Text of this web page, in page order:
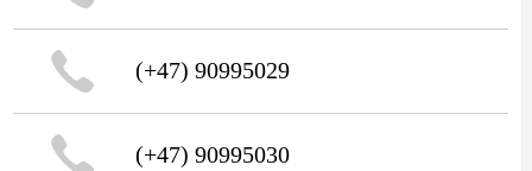
(+47) 90995029
(+47) 90995030